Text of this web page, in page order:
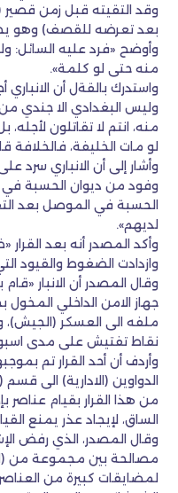
وقد التقيته قبل زمن قصير
بعد تعرضه للقصف) وهو
وأوضح «فرد عليه السائل:
منه حتى لو كلمة».
واستدرك بالقةل أن
وليس البغدادي الا جندي من
منه، انتم لا تقاتلون لأجله،
لو مات الخليفة، فالخلافة
وأشار إلى أن الانباري سرد
وفود من ديوان الحسبة في
الحسبة في الموصل بعد
لديهم».
وأكد المصدر أنه بعد
وازدادت الضغوط والقيود
وقال المصدر أن الانبار
جهاز الامن الداخلي
ملفه الى العسكر
نقاط تفتيش على مدى
وأردف أن أحد القرار تم
الدواوين (الادارية) الى
من هذا القرار بقيام عناصر
الساق، لإيجاد عذر يمنع
وقال المصدر، الذي رفض
مصالحة بين مجموعة من
لمضايقات كبيرة من